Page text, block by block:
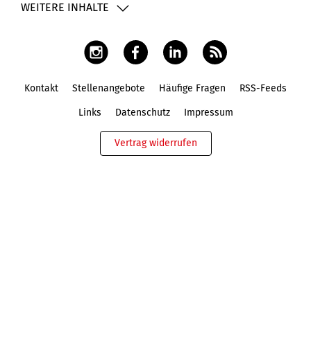
WEITERE INHALTE
Kontakt Stellenangebote Häufige Fragen RSS-Feeds
Links Datenschutz Impressum
Vertrag widerrufen